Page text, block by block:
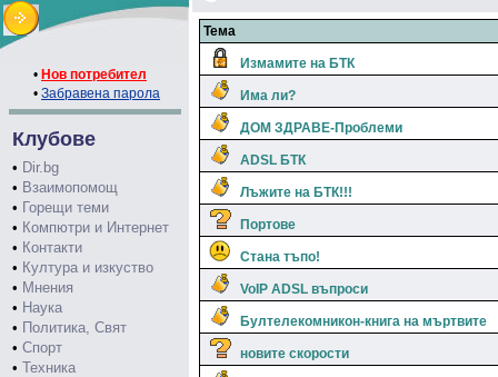
• Нов потребител
• Забравена парола
Клубове
• Dir.bg
• Взаимопомощ
• Горещи теми
• Компютри и Интернет
• Контакти
• Култура и изкуство
• Мнения
• Наука
• Политика, Свят
• Спорт
• Техника
Тема
Измамите на БТК
Има ли?
ДОМ ЗДРАВЕ-Проблеми
ADSL БТК
Лъжите на БТК!!!
Портове
Стана тъпо!
VoIP ADSL въпроси
Бултелекомникон-книга на мъртвите
новите скорости